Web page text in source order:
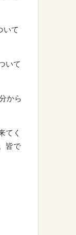
いて
いて
から
てく
皆で